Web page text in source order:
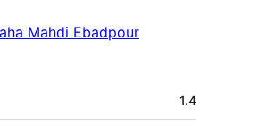
Mahdi Ebadpour
1.4